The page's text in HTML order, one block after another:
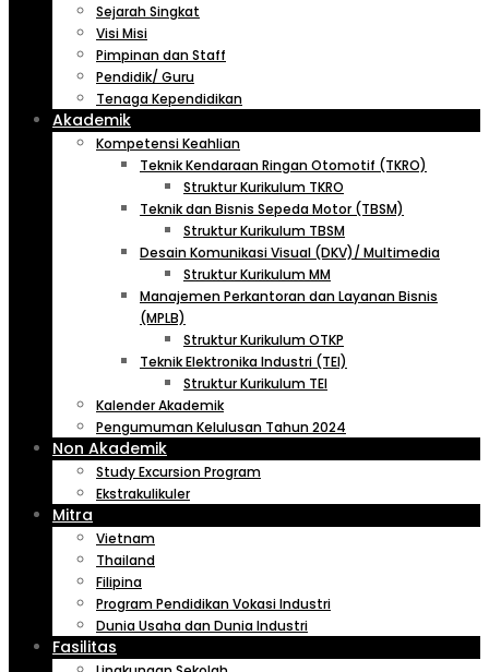
Sejarah Singkat
Visi Misi
Pimpinan dan Staff
Pendidik/ Guru
Tenaga Kependidikan
Akademik
Kompetensi Keahlian
Teknik Kendaraan Ringan Otomotif (TKRO)
Struktur Kurikulum TKRO
Teknik dan Bisnis Sepeda Motor (TBSM)
Struktur Kurikulum TBSM
Desain Komunikasi Visual (DKV)/ Multimedia
Struktur Kurikulum MM
Manajemen Perkantoran dan Layanan Bisnis
(MPLB)
Struktur Kurikulum OTKP
Teknik Elektronika Industri (TEI)
Struktur Kurikulum TEI
Kalender Akademik
Pengumuman Kelulusan Tahun 2024
Non Akademik
Study Excursion Program
Ekstrakulikuler
Mitra
Vietnam
Thailand
Filipina
Program Pendidikan Vokasi Industri
Dunia Usaha dan Dunia Industri
Fasilitas